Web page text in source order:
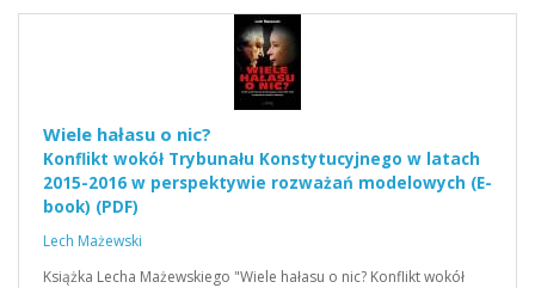
Wiele hałasu o nic?
Konflikt wokół Trybunału Konstytucyjnego w latach
2015-2016 w perspektywie rozważań modelowych (E-
book) (PDF)
Lech Mażewski
Książka Lecha Mażewskiego "Wiele hałasu o nic? Konflikt wokół